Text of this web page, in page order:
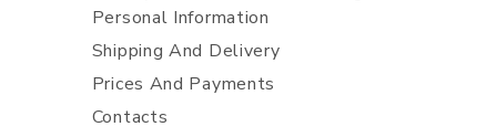
Personal Information
Shipping And Delivery
Prices And Payments
Contacts